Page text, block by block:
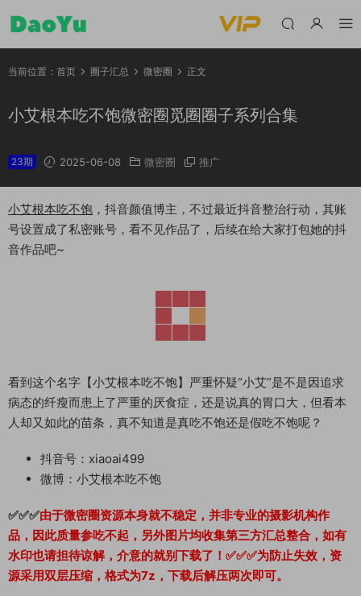
当前位置： 首页 圈子汇总 微密圈 正文
小艾根本吃不饱微密圈觅圈圈子系列合集
23期 2025-06-08 微密圈 推广
小艾根本吃不饱 ，抖音颜值博主，不过最近抖音整治行动，其账
号设置成了私密账号，看不见作品了，后续在给大家打包她的抖
音作品吧~
看到这个名字【小艾根本吃不饱】严重怀疑“小艾”是不是因追求
病态的纤瘦而患上了严重的厌食症，还是说真的胃口大，但看本
人却又如此的苗条，真不知道是真吃不饱还是假吃不饱呢？
抖音号：xiaoai499
微博：小艾根本吃不饱
✅✅✅由于微密圈资源本身就不稳定，并非专业的摄影机构作
品，因此质量参吃不起，另外图片均收集第三方汇总整合，如有
水印也请担待谅解，介意的就别下载了！✅✅✅为防止失效，资
源采用双层压缩，格式为7z，下载后解压两次即可。